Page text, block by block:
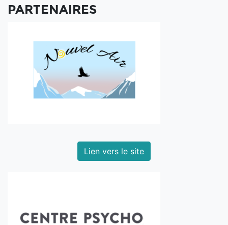
PARTENAIRES
Lien vers le site